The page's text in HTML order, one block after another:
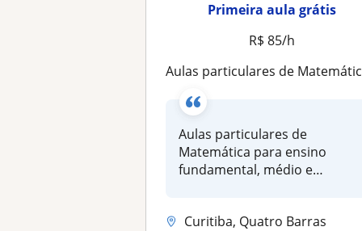
Primeira aula grátis
R$ 85/h
Aulas particulares de Matemática para ensino fundamental, médio e superior. Preparatório para vestibular e concursos
Aulas particulares de
Matemática para ensino
fundamental, médio e
Curitiba, Quatro Barras